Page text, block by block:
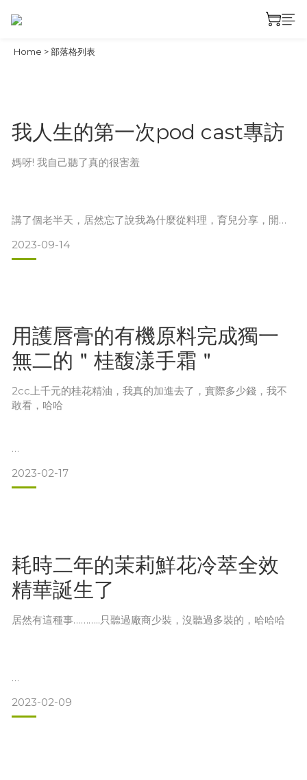
Home >部落格列表
我人生的第一次pod cast專訪
媽呀! 我自己聽了真的很害羞
講了個老半天，居然忘了說我為什麼從料理，育兒分享，開始
然後再進入保養品研發的這條路
都挑剔的不得了，挑剔到都自己研發了，哈哈
開始，我只使用純露當做化妝水，在知道純露是用水蒸餾後，
我就想：是不是我用了很多水份，既然都花了一樣的時間噴在
2023-09-14
用護唇膏的有機原料完成獨一
無二的＂桂馥漾手霜＂
2cc上千元的桂花精油，我真的加進去了，實際多少錢，我不
敢看，哈哈
市面上能讓手一摖就滑滑的添加劑我沒加，我要讓大家感受最
無論是美國空運乳油木果、蜂蠟、(美國USDA有機認證，且通
過ISO 9001認證)及食用等級純橄欖油，把製作護唇膏，最好
的原材料都加進去，再把玫瑰花水、玫瑰蜂蜜、積雪草萃取來
望大
2023-02-17
耗時二年的茉莉鮮花冷萃全效
精華誕生了
居然有這種事………..只聽過廠商少裝，沒聽過多裝的，哈哈哈
工廠品管：王小姐，我們灌裝 40ml，但是裝好了離瓶口還有
一點差距
2023-02-09